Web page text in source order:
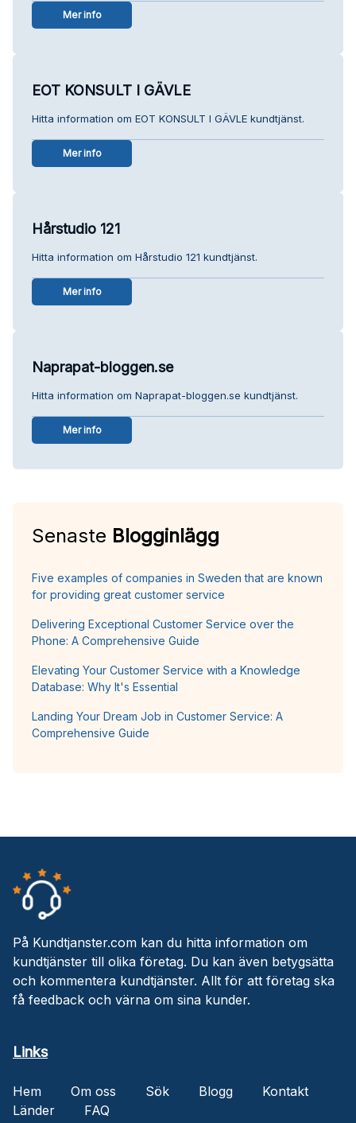
Mer info
EOT KONSULT I GÄVLE
Hitta information om EOT KONSULT I GÄVLE kundtjänst.
Mer info
Hårstudio 121
Hitta information om Hårstudio 121 kundtjänst.
Mer info
Naprapat-bloggen.se
Hitta information om Naprapat-bloggen.se kundtjänst.
Mer info
Senaste Blogginlägg
Five examples of companies in Sweden that are known
for providing great customer service
Delivering Exceptional Customer Service over the
Phone: A Comprehensive Guide
Elevating Your Customer Service with a Knowledge
Database: Why It's Essential
Landing Your Dream Job in Customer Service: A
Comprehensive Guide
På Kundtjanster.com kan du hitta information om
kundtjänster till olika företag. Du kan även betygsätta
och kommentera kundtjänster. Allt för att företag ska
få feedback och värna om sina kunder.
Links
Hem Om oss Sök Blogg
Kontakt
Länder
FAQ